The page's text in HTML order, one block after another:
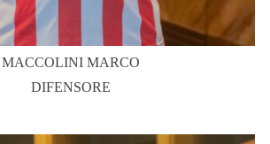
MACCOLINI MARCO
DIFENSORE